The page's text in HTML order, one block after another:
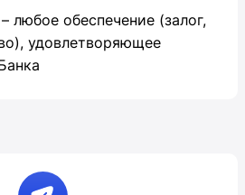
– любое обеспечение (залог,
удовлетворяющее